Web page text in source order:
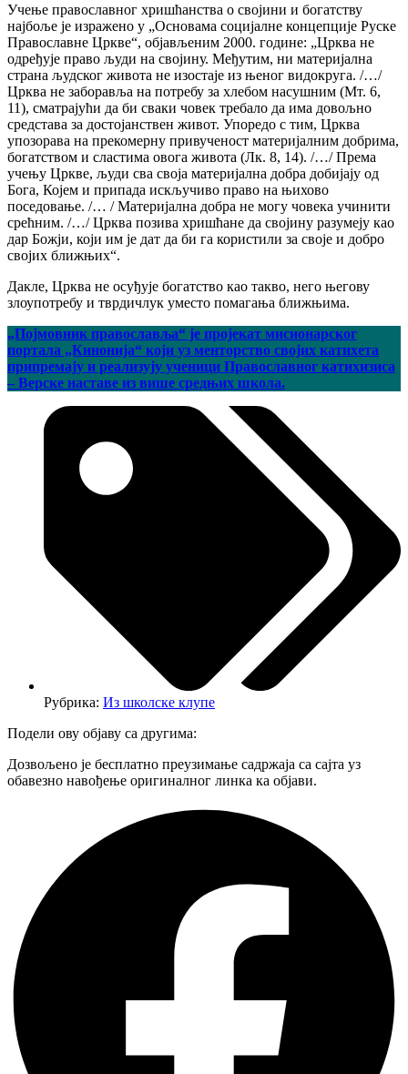
Учење православног хришћанства о својини и богатству
најбоље је изражено у „Основама социјалне концепције Руске
Православне Цркве“, објављеним 2000. године: „Црква не
одређује право људи на својину. Међутим, ни материјална
страна људског живота не изостаје из њеног видокруга. /…/
Црква не заборавља на потребу за хлебом насушним (Мт. 6,
11), сматрајући да би сваки човек требало да има довољно
средстава за достојанствен живот. Упоредо с тим, Црква
упозорава на прекомерну привученост материјалним добрима,
богатством и сластима овога живота (Лк. 8, 14). /…/ Према
учењу Цркве, људи сва своја материјална добра добијају од
Бога, Којем и припада искључиво право на њихово
поседовање. /… / Материјална добра не могу човека учинити
срећним. /…/ Црква позива хришћане да својину разумеју као
дар Божји, који им је дат да би га користили за своје и добро
својих ближњих“.
Дакле, Црква не осуђује богатство као такво, него његову
злоупотребу и тврдичлук уместо помагања ближњима.
„Појмовник православља“ је пројекат мисионарског
портала „Кинонија“ који уз менторство својих катихета
припремају и реализују ученици Православног катихизиса
– Верске наставе из више средњих школа.
Рубрика: Из школске клупе
Подели ову објаву са другима:
Дозвољено је бесплатно преузимање садржаја са сајта уз
обавезно навођење оригиналног линка ка објави.